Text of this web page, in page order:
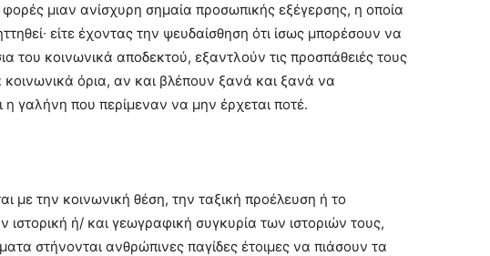
μιαν ανίσχυρη σημαία προσωπικής εξέγερσης, η οποία
είτε έχοντας την ψευδαίσθηση ότι ίσως μπορέσουν να
του κοινωνικά αποδεκτού, εξαντλούν τις προσπάθειές τους
όρια, αν και βλέπουν ξανά και ξανά να
η γαλήνη που περίμεναν να μην έρχεται ποτέ.
την κοινωνική θέση, την ταξική προέλευση ή το
ή/ και γεωγραφική συγκυρία των ιστοριών τους,
στήνονται ανθρώπινες παγίδες έτοιμες να πιάσουν τα